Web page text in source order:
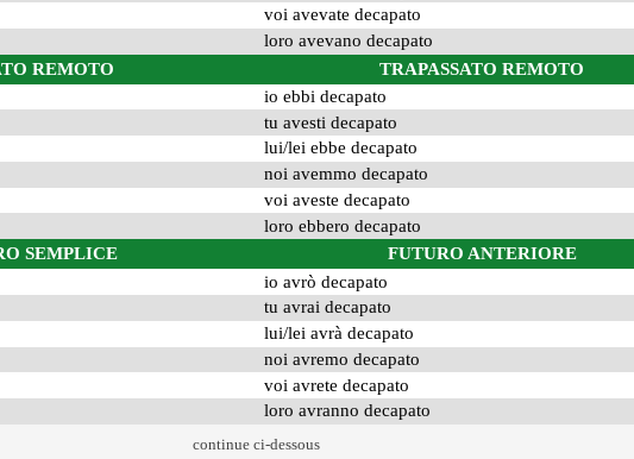
REMOTO
SEMPLICE
voi avevate decapato
loro avevano decapato
TRAPASSATO REMOTO
io ebbi decapato
tu avesti decapato
lui/lei ebbe decapato
noi avemmo decapato
voi aveste decapato
loro ebbero decapato
FUTURO ANTERIORE
io avrò decapato
tu avrai decapato
lui/lei avrà decapato
noi avremo decapato
voi avrete decapato
loro avranno decapato
continue ci-dessous